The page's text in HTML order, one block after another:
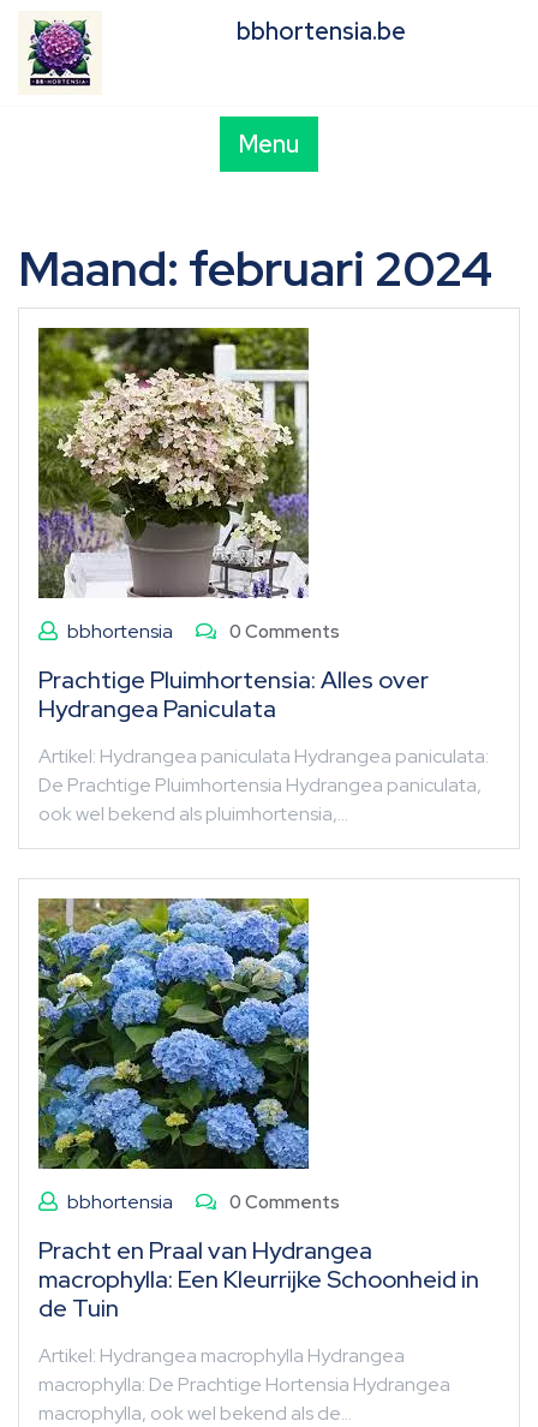
content
bbhortensia.be
Menu
Maand: februari 2024
bbhortensia 0 Comments
Prachtige Pluimhortensia: Alles over
Hydrangea Paniculata
Artikel: Hydrangea paniculata Hydrangea paniculata:
De Prachtige Pluimhortensia Hydrangea paniculata,
ook wel bekend als pluimhortensia,…
bbhortensia 0 Comments
Pracht en Praal van Hydrangea
macrophylla: Een Kleurrijke Schoonheid in
de Tuin
Artikel: Hydrangea macrophylla Hydrangea
macrophylla: De Prachtige Hortensia Hydrangea
macrophylla, ook wel bekend als de…